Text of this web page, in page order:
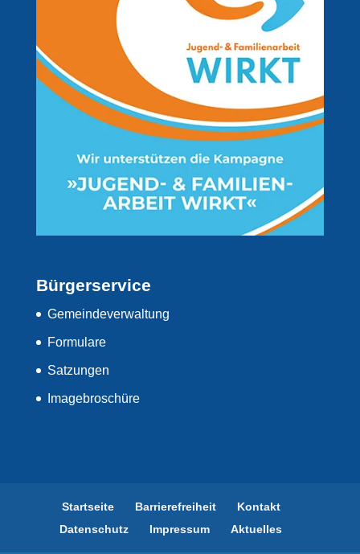
Bürgerservice
Gemeindeverwaltung
Formulare
Satzungen
Imagebroschüre
Startseite Barrierefreiheit
Kontakt
Datenschutz
Impressum Aktuelles